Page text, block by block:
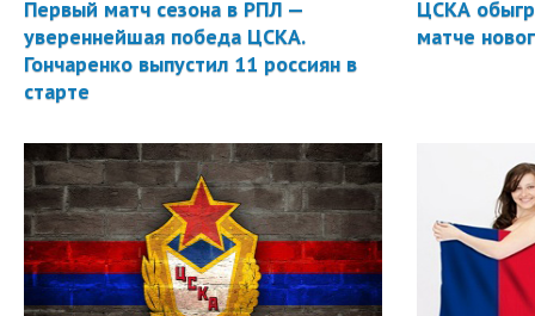
Первый матч сезона в РПЛ —
увереннейшая победа ЦСКА.
Гончаренко выпустил 11 россиян в
старте
ЦСКА
матче